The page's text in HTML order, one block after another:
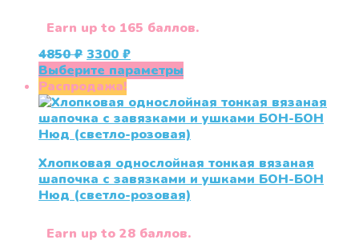
Earn up to 165 баллов.
4850₽ Первоначальная
цена
составляла
4850 ₽.
3300₽Текущая
цена:
Выберите параметры
имеет
несколько
вариаций.
можно
выбрать
на
товара.
Распродажа!
Хлопковая однослойная тонкая вязаная
шапочка с завязками и ушками БОН-БОН
Нюд (светло-розовая)
Earn up to 28 баллов.